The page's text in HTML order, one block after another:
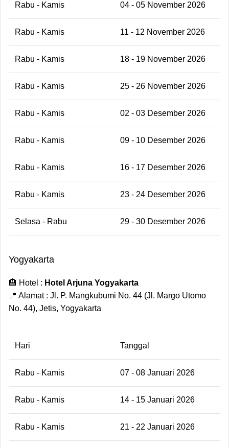
Rabu - Kamis 04 - 05 November 2026
Rabu - Kamis 11 - 12 November 2026
Rabu - Kamis 18 - 19 November 2026
Rabu - Kamis 25 - 26 November 2026
Rabu - Kamis 02 - 03 Desember 2026
Rabu - Kamis 09 - 10 Desember 2026
Rabu - Kamis 16 - 17 Desember 2026
Rabu - Kamis 23 - 24 Desember 2026
Selasa - Rabu 29 - 30 Desember 2026
Yogyakarta
🏨 Hotel : Hotel Arjuna Yogyakarta
📍 Alamat : Jl. P. Mangkubumi No. 44 (Jl. Margo Utomo
No. 44), Jetis, Yogyakarta
Hari Tanggal
Rabu - Kamis 07 - 08 Januari 2026
Rabu - Kamis 14 - 15 Januari 2026
Rabu - Kamis 21 - 22 Januari 2026